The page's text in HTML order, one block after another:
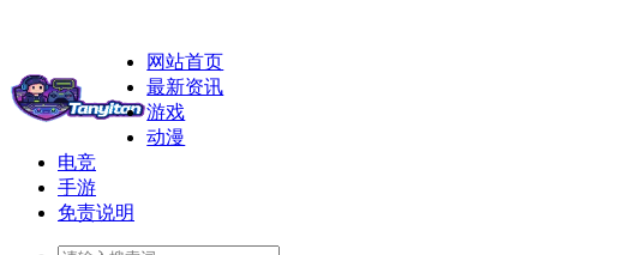
网站首页
最新资讯
游戏
动漫
电竞
手游
免责说明